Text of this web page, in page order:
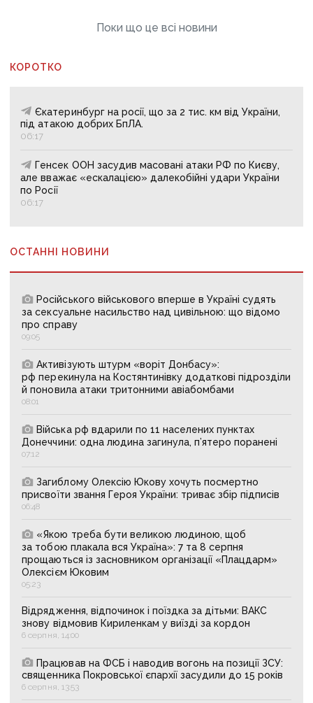
Поки що це всі новини
КОРОТКО
Єкатеринбург на росії, що за 2 тис. км від України,
під атакою добрих БпЛА.
06:17
Генсек ООН засудив масовані атаки РФ по Києву,
але вважає «ескалацією» далекобійні удари України
по Росії
06:17
ОСТАННІ НОВИНИ
Російського військового вперше в Україні судять
за сексуальне насильство над цивільною: що відомо
про справу
09:05
Активізують штурм «воріт Донбасу»:
рф перекинула на Костянтинівку додаткові підрозділи
й поновила атаки тритонними авіабомбами
08:01
Війська рф вдарили по 11 населених пунктах
Донеччини: одна людина загинула, п’ятеро поранені
07:12
Загиблому Олексію Юкову хочуть посмертно
присвоїти звання Героя України: триває збір підписів
06:48
«Якою треба бути великою людиною, щоб
за тобою плакала вся Україна»: 7 та 8 серпня
прощаються із засновником організації «Плацдарм»
Олексієм Юковим
05:23
Відрядження, відпочинок і поїздка за дітьми: ВАКС
знову відмовив Кириленкам у виїзді за кордон
6 серпня, 14:00
Працював на ФСБ і наводив вогонь на позиції ЗСУ:
священника Покровської єпархії засудили до 15 років
6 серпня, 13:53